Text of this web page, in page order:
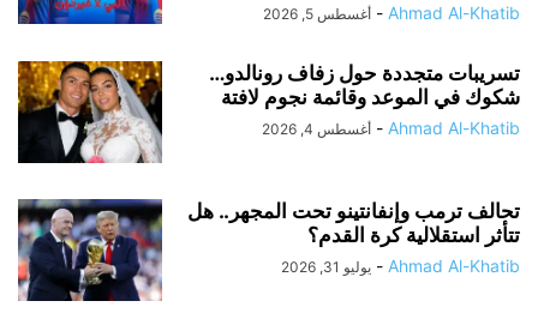
Ahmad Al-Khatib
- أغسطس 5, 2026
تسريبات متجددة حول زفاف رونالدو…
شكوك في الموعد وقائمة نجوم لافتة
Ahmad Al-Khatib
- أغسطس 4, 2026
تحالف ترمب وإنفانتينو تحت المجهر.. هل
تتأثر استقلالية كرة القدم؟
Ahmad Al-Khatib
- يوليو 31, 2026